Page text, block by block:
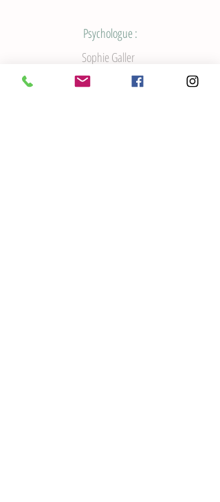
Psychologue :
Sophie Galler
Tél
04 77 31 57 51